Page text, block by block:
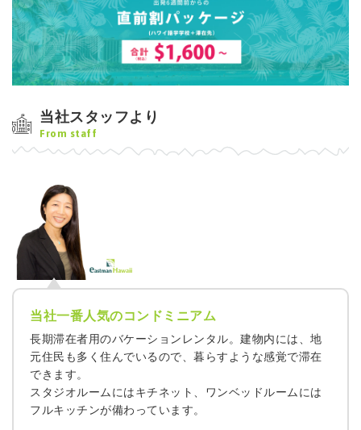
当社スタッフより
From staff
当社一番人気のコンドミニアム
長期滞在者用のバケーションレンタル。建物内には、地
元住民も多く住んでいるので、暮らすような感覚で滞在
できます。
スタジオルームにはキチネット、ワンベッドルームには
フルキッチンが備わっています。